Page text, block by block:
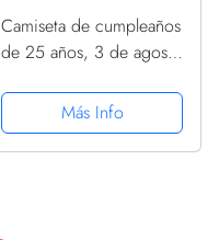
Camiseta de cumpleaños
de 25 años, 3 de agosto
cumpleaños Sudadera
con Capucha
Más Info